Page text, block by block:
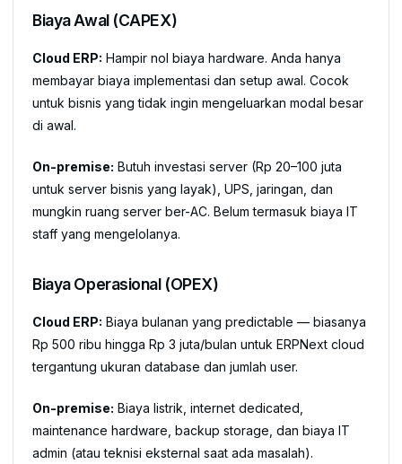
Biaya Awal (CAPEX)
Cloud ERP: Hampir nol biaya hardware. Anda hanya
membayar biaya implementasi dan setup awal. Cocok
untuk bisnis yang tidak ingin mengeluarkan modal besar
di awal.
On-premise: Butuh investasi server (Rp 20–100 juta
untuk server bisnis yang layak), UPS, jaringan, dan
mungkin ruang server ber-AC. Belum termasuk biaya IT
staff yang mengelolanya.
Biaya Operasional (OPEX)
Cloud ERP: Biaya bulanan yang predictable — biasanya
Rp 500 ribu hingga Rp 3 juta/bulan untuk ERPNext cloud
tergantung ukuran database dan jumlah user.
On-premise: Biaya listrik, internet dedicated,
maintenance hardware, backup storage, dan biaya IT
admin (atau teknisi eksternal saat ada masalah).